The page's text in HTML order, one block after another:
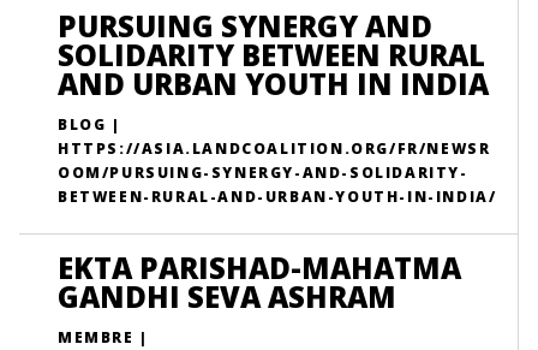
PURSUING SYNERGY AND
SOLIDARITY BETWEEN RURAL
AND URBAN YOUTH IN INDIA
BLOG |
HTTPS://ASIA.LANDCOALITION.ORG/FR/NEWSR
OOM/PURSUING-SYNERGY-AND-SOLIDARITY-
BETWEEN-RURAL-AND-URBAN-YOUTH-IN-INDIA/
EKTA PARISHAD-MAHATMA
GANDHI SEVA ASHRAM
MEMBRE |